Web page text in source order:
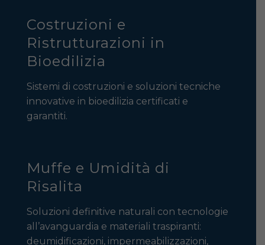
Costruzioni e
Ristrutturazioni in
Bioedilizia
Sistemi di costruzioni e soluzioni tecniche
innovative in bioedilizia certificati e
garantiti.
Muffe e Umidità di
Risalita
Soluzioni definitive naturali con tecnologie
all’avanguardia e materiali traspiranti:
deumidificazioni, impermeabilizzazioni,